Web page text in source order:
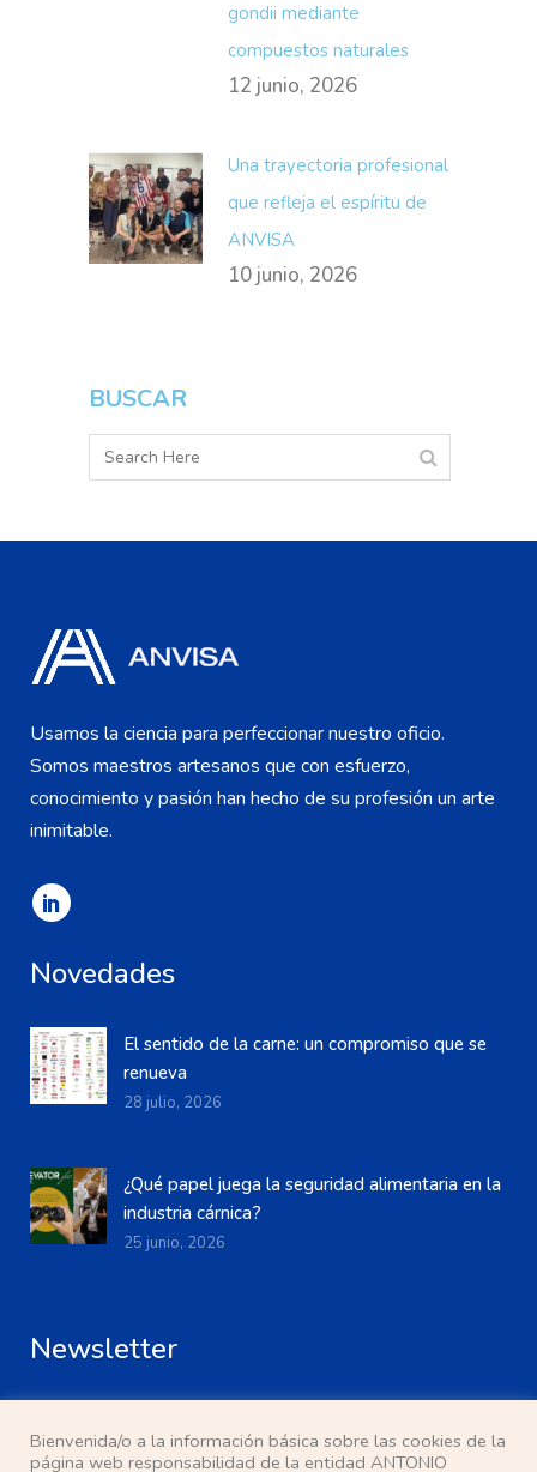
gondii mediante
compuestos naturales
12 junio, 2026
Una trayectoria profesional
que refleja el espíritu de
ANVISA
10 junio, 2026
BUSCAR
Usamos la ciencia para perfeccionar nuestro oficio.
Somos maestros artesanos que con esfuerzo,
conocimiento y pasión han hecho de su profesión un arte
inimitable.
Novedades
El sentido de la carne: un compromiso que se
renueva
28 julio, 2026
¿Qué papel juega la seguridad alimentaria en la
industria cárnica?
25 junio, 2026
Newsletter
Bienvenida/o a la información básica sobre las cookies de la
página web responsabilidad de la entidad ANTONIO